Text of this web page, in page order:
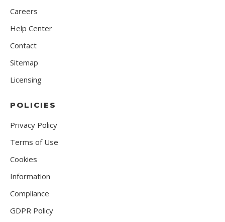
Careers
Help Center
Contact
Sitemap
Licensing
POLICIES
Privacy Policy
Terms of Use
Cookies
Information
Compliance
GDPR Policy